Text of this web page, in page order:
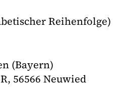
Reihenfolge)
(Bayern)
56566 Neuwied